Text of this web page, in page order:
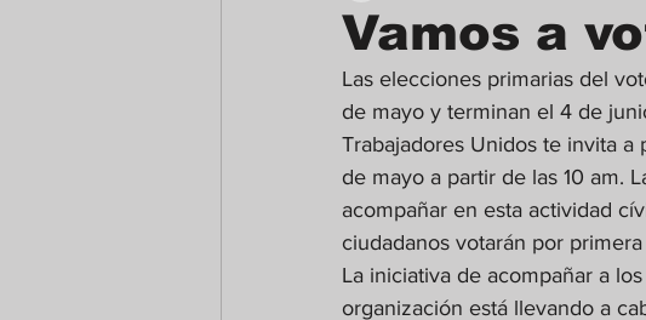
Vamos a
Las elecciones primarias del
de mayo y terminan el 4 de
Trabajadores Unidos te invita
de mayo a partir de las 10 am.
acompañar en esta actividad
ciudadanos votarán por primera
La iniciativa de acompañar a
organización está llevando a